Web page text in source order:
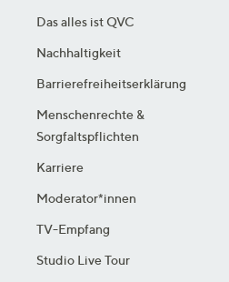
Das alles ist QVC
Nachhaltigkeit
Barrierefreiheitserklärung
Menschenrechte &
Sorgfaltspflichten
Karriere
Moderator*innen
TV-Empfang
Studio Live Tour